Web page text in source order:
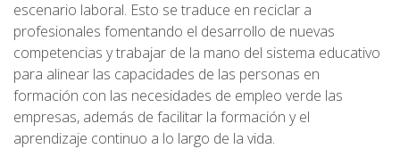
escenario laboral. Esto se traduce en reciclar a
profesionales fomentando el desarrollo de nuevas
competencias y trabajar de la mano del sistema educativo
para alinear las capacidades de las personas en
formación con las necesidades de empleo verde las
empresas, además de facilitar la formación y el
aprendizaje continuo a lo largo de la vida.